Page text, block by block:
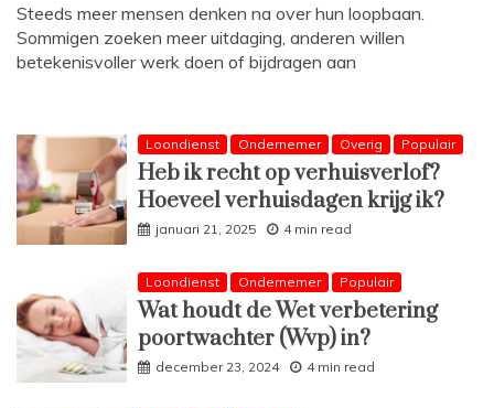
Steeds meer mensen denken na over hun loopbaan.
Sommigen zoeken meer uitdaging, anderen willen
betekenisvoller werk doen of bijdragen aan
Loondienst Ondernemer Overig Populair
Heb ik recht op verhuisverlof?
Hoeveel verhuisdagen krijg ik?
januari 21, 2025 4 min read
Loondienst Ondernemer Populair
Wat houdt de Wet verbetering
poortwachter (Wvp) in?
december 23, 2024 4 min read